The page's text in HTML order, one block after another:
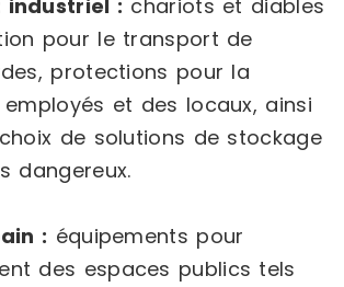
industriel : chariots et diables
pour le transport de
protections pour la
et des locaux, ainsi
de solutions de stockage
dangereux.
: équipements pour
des espaces publics tels